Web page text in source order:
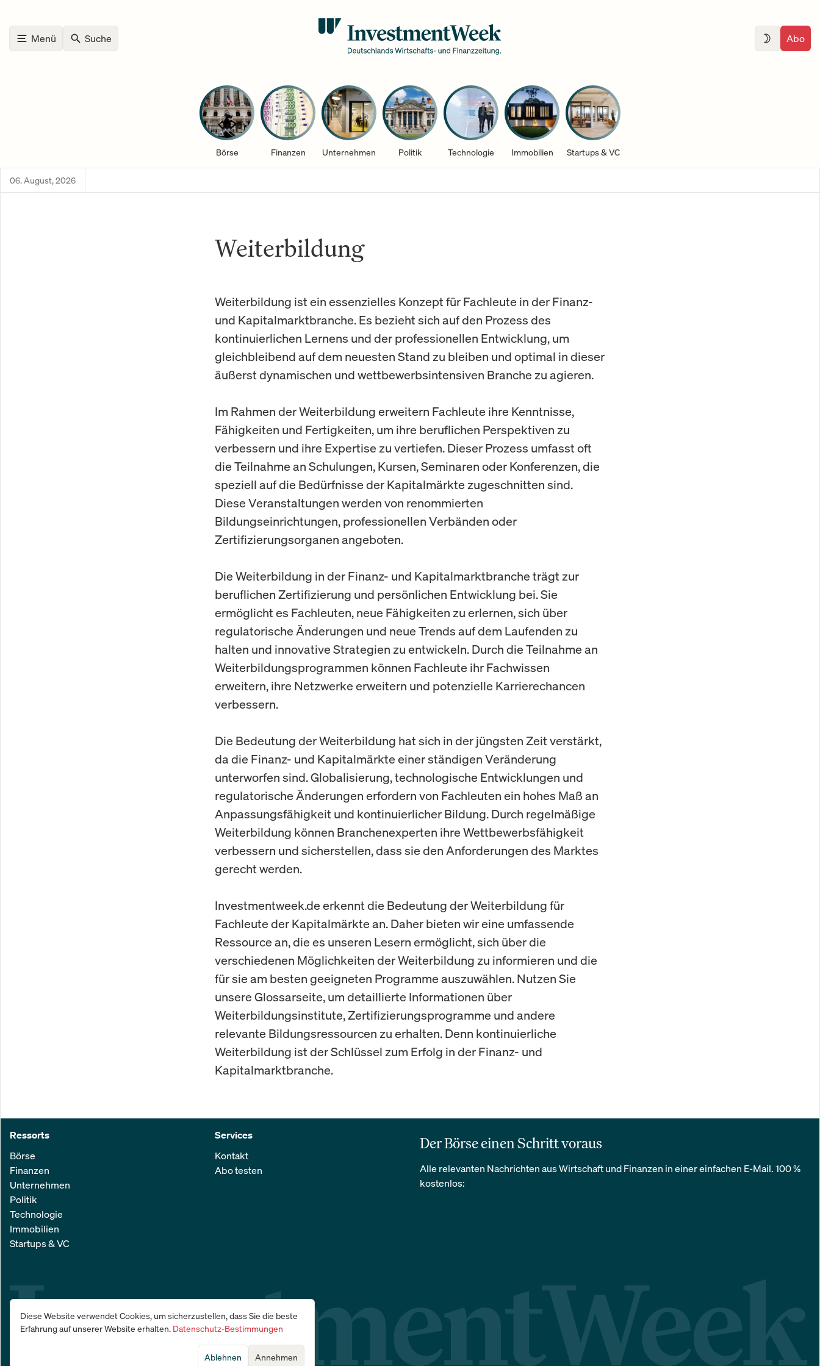
Menü Suche Abo
Börse Finanzen Unternehmen Politik Technologie Immobilien Startups & VC
06. August, 2026
Weiterbildung
Weiterbildung ist ein essenzielles Konzept für Fachleute in der Finanz-
und Kapitalmarktbranche. Es bezieht sich auf den Prozess des
kontinuierlichen Lernens und der professionellen Entwicklung, um
gleichbleibend auf dem neuesten Stand zu bleiben und optimal in dieser
äußerst dynamischen und wettbewerbsintensiven Branche zu agieren.
Im Rahmen der Weiterbildung erweitern Fachleute ihre Kenntnisse,
Fähigkeiten und Fertigkeiten, um ihre beruflichen Perspektiven zu
verbessern und ihre Expertise zu vertiefen. Dieser Prozess umfasst oft
die Teilnahme an Schulungen, Kursen, Seminaren oder Konferenzen, die
speziell auf die Bedürfnisse der Kapitalmärkte zugeschnitten sind.
Diese Veranstaltungen werden von renommierten
Bildungseinrichtungen, professionellen Verbänden oder
Zertifizierungsorganen angeboten.
Die Weiterbildung in der Finanz- und Kapitalmarktbranche trägt zur
beruflichen Zertifizierung und persönlichen Entwicklung bei. Sie
ermöglicht es Fachleuten, neue Fähigkeiten zu erlernen, sich über
regulatorische Änderungen und neue Trends auf dem Laufenden zu
halten und innovative Strategien zu entwickeln. Durch die Teilnahme an
Weiterbildungsprogrammen können Fachleute ihr Fachwissen
erweitern, ihre Netzwerke erweitern und potenzielle Karrierechancen
verbessern.
Die Bedeutung der Weiterbildung hat sich in der jüngsten Zeit verstärkt,
da die Finanz- und Kapitalmärkte einer ständigen Veränderung
unterworfen sind. Globalisierung, technologische Entwicklungen und
regulatorische Änderungen erfordern von Fachleuten ein hohes Maß an
Anpassungsfähigkeit und kontinuierlicher Bildung. Durch regelmäßige
Weiterbildung können Branchenexperten ihre Wettbewerbsfähigkeit
verbessern und sicherstellen, dass sie den Anforderungen des Marktes
gerecht werden.
Investmentweek.de erkennt die Bedeutung der Weiterbildung für
Fachleute der Kapitalmärkte an. Daher bieten wir eine umfassende
Ressource an, die es unseren Lesern ermöglicht, sich über die
verschiedenen Möglichkeiten der Weiterbildung zu informieren und die
für sie am besten geeigneten Programme auszuwählen. Nutzen Sie
unsere Glossarseite, um detaillierte Informationen über
Weiterbildungsinstitute, Zertifizierungsprogramme und andere
relevante Bildungsressourcen zu erhalten. Denn kontinuierliche
Weiterbildung ist der Schlüssel zum Erfolg in der Finanz- und
Kapitalmarktbranche.
Ressorts
Börse
Finanzen
Unternehmen
Politik
Technologie
Immobilien
Startups & VC
Services
Kontakt
Abo testen
Der Börse einen Schritt voraus
Alle relevanten Nachrichten aus Wirtschaft und Finanzen in einer einfachen E-Mail. 100 %
kostenlos:
Diese Website verwendet Cookies, um sicherzustellen, dass Sie die beste
Erfahrung auf unserer Website erhalten. Datenschutz-Bestimmungen
Annehmen
Ablehnen